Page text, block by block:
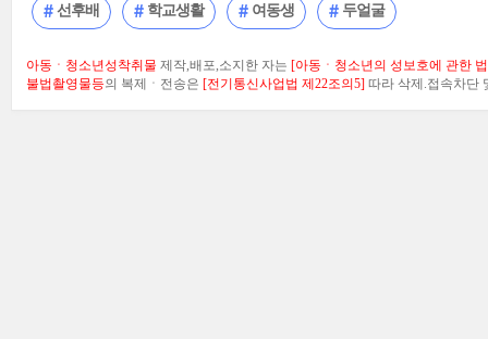
선후배 학교생활 여동생 두얼굴
아동ㆍ청소년성착취물 제작,배포,소지한 자는 [아동ㆍ청소년의 성보호에 관한
불법촬영물등의 복제ㆍ전송은 [전기통신사업법 제22조의5] 따라 삭제.접속차단